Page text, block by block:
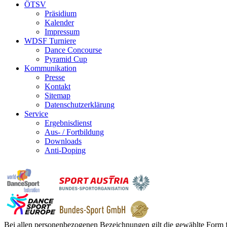
ÖTSV
Präsidium
Kalender
Impressum
WDSF Turniere
Dance Concourse
Pyramid Cup
Kommunikation
Presse
Kontakt
Sitemap
Datenschutzerklärung
Service
Ergebnisdienst
Aus- / Fortbildung
Downloads
Anti-Doping
Bei allen personenbezogenen Bezeichnungen gilt die gewählte Form